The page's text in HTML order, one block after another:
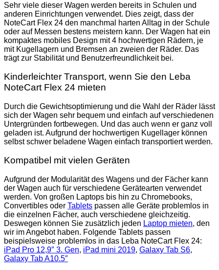
Sehr viele dieser Wagen werden bereits in Schulen und
anderen Einrichtungen verwendet. Dies zeigt, dass der
NoteCart Flex 24 den manchmal harten Alltag in der Schule
oder auf Messen bestens meistern kann. Der Wagen hat ein
kompaktes mobiles Design mit 4 hochwertigen Rädern, je
mit Kugellagern und Bremsen an zweien der Räder. Das
trägt zur Stabilität und Benutzerfreundlichkeit bei.
Kinderleichter Transport, wenn Sie den Leba
NoteCart Flex 24 mieten
Durch die Gewichtsoptimierung und die Wahl der Räder lässt
sich der Wagen sehr bequem und einfach auf verschiedenen
Untergründen fortbewegen. Und das auch wenn er ganz voll
geladen ist. Aufgrund der hochwertigen Kugellager können
selbst schwer beladene Wagen einfach transportiert werden.
Kompatibel mit vielen Geräten
Aufgrund der Modularität des Wagens und der Fächer kann
der Wagen auch für verschiedene Gerätearten verwendet
werden. Von großen Laptops bis hin zu Chromebooks,
Convertibles oder Tablets passen alle Geräte problemlos in
die einzelnen Fächer, auch verschiedene gleichzeitig.
Deswegen können Sie zusätzlich jeden Laptop mieten, den
wir im Angebot haben. Folgende Tablets passen
beispielsweise problemlos in das Leba NoteCart Flex 24:
iPad Pro 12,9″ 3. Gen, iPad mini 2019, Galaxy Tab S6,
Galaxy Tab A10.5″